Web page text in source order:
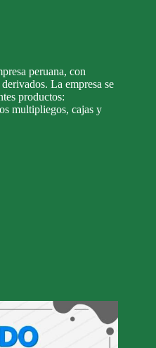
peruana, con
La empresa se
productos:
multipliegos, cajas y